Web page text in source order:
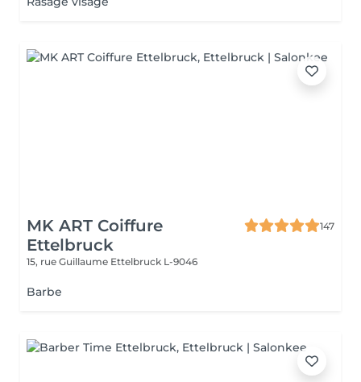
MK ART Coiffure
Ettelbruck
147
15, rue Guillaume Ettelbruck L-9046
Barbe